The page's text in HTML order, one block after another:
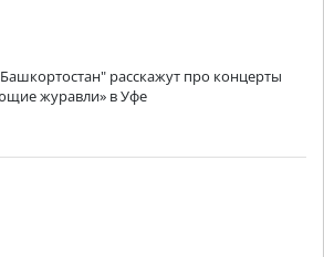
расскажут про концерты
журавли» в Уфе